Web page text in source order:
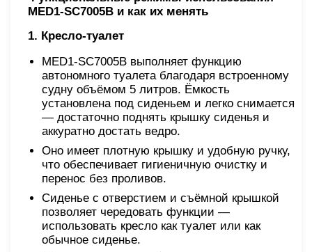
MED1-SC7005B и как их менять
1. Кресло-туалет
MED1-SC7005B выполняет функцию
автономного туалета благодаря встроенному
судну объёмом 5 литров. Ёмкость
установлена под сиденьем и легко снимается
— достаточно поднять крышку сиденья и
аккуратно достать ведро.
Оно имеет плотную крышку и удобную ручку,
что обеспечивает гигиеничную очистку и
перенос без проливов.
Сиденье с отверстием и съёмной крышкой
позволяет чередовать функции —
использовать кресло как туалет или как
обычное сиденье.